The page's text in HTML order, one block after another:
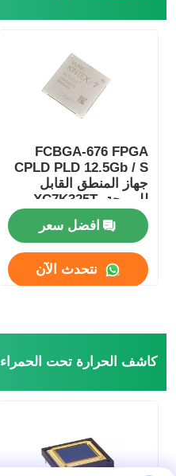
FCBGA-676 FPGA
CPLD PLD 12.5Gb / S
جهاز المنطق القابل
للبرمجة XC7K325T-
2FFG676I
افضل سعر
نتحدث الآن
كاشف الحرارة تحت الحمراء